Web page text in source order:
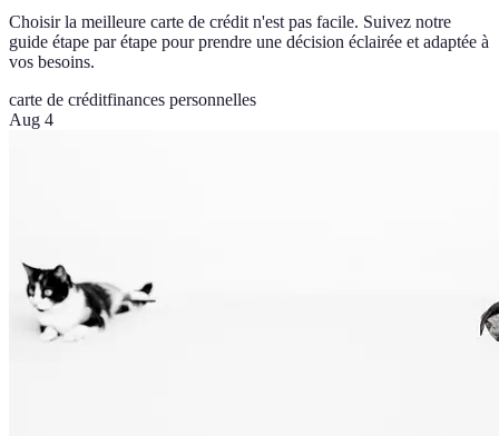
Choisir la meilleure carte de crédit n'est pas facile. Suivez notre
guide étape par étape pour prendre une décision éclairée et adaptée à
vos besoins.
carte de créditfinances personnelles
Aug 4